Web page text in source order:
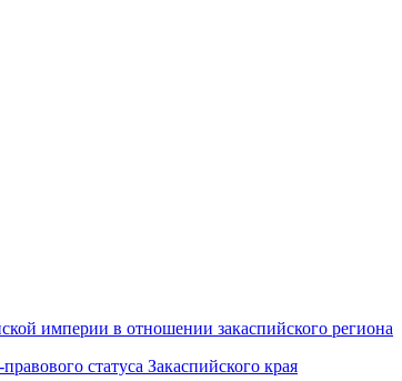
империи в отношении закаспийского региона
статуса Закаспийского края